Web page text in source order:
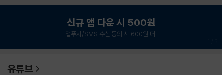
신규 앱 다운 시 500원
앱푸시/SMS 수신 동의 시 600원 더!
유튜브